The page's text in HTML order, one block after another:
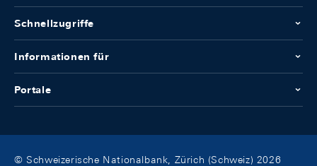
Schnellzugriffe
Informationen für
Portale
© Schweizerische Nationalbank, Zürich (Schweiz) 2026